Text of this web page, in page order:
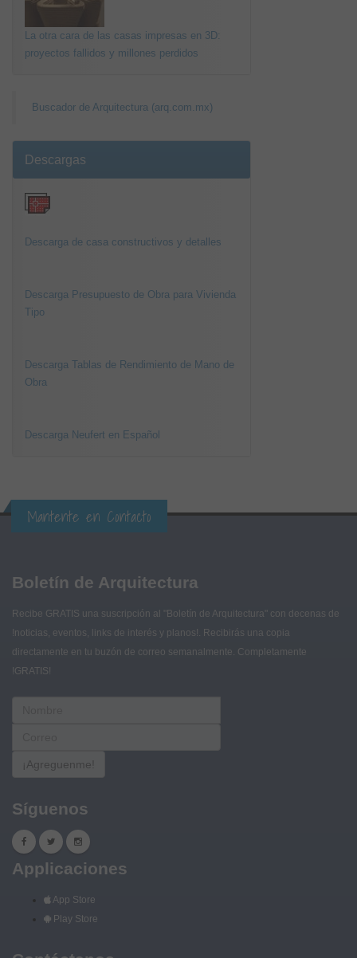
La otra cara de las casas impresas en 3D:
proyectos fallidos y millones perdidos
Buscador de Arquitectura (arq.com.mx)
Descargas
Descarga de casa constructivos y detalles
Descarga Presupuesto de Obra para Vivienda
Tipo
Descarga Tablas de Rendimiento de Mano de
Obra
Descarga Neufert en Español
Mantente en Contacto
Boletín de Arquitectura
Recibe GRATIS una suscripción al "Boletín de Arquitectura" con decenas de
!noticias, eventos, links de interés y planos!. Recibirás una copia
directamente en tu buzón de correo semanalmente. Completamente
!GRATIS!
¡Agreguenme!
Síguenos
Applicaciones
App Store
Play Store